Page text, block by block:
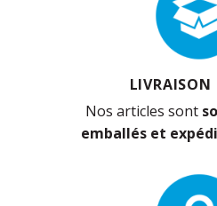
LIVRAISON
Nos articles sont
emballés et